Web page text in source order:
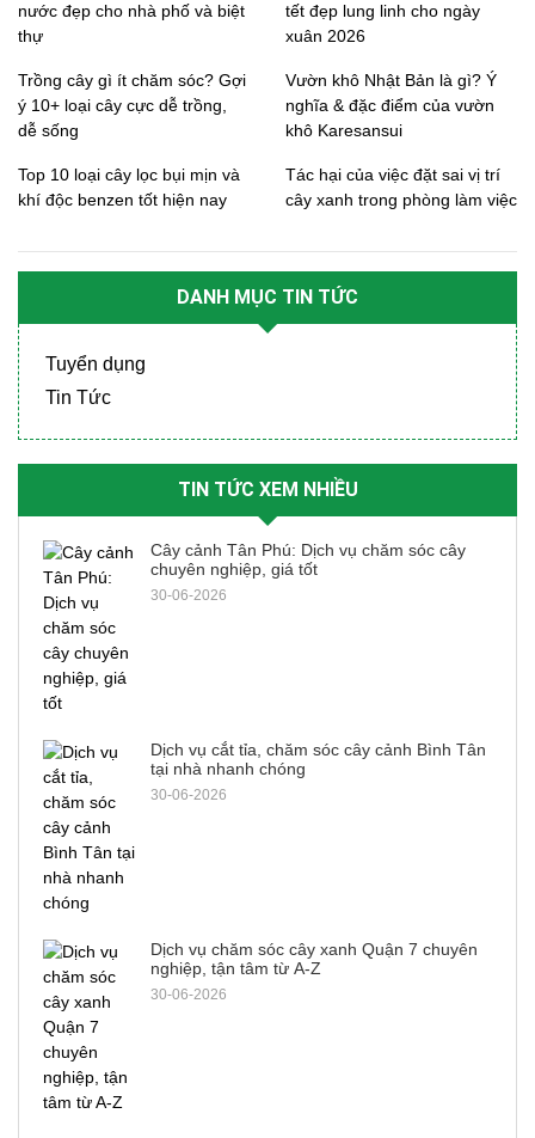
nước đẹp cho nhà phố và biệt
thự
tết đẹp lung linh cho ngày
xuân 2026
Trồng cây gì ít chăm sóc? Gợi
ý 10+ loại cây cực dễ trồng,
dễ sống
Vườn khô Nhật Bản là gì? Ý
nghĩa & đặc điểm của vườn
khô Karesansui
Top 10 loại cây lọc bụi mịn và
khí độc benzen tốt hiện nay
Tác hại của việc đặt sai vị trí
cây xanh trong phòng làm việc
DANH MỤC TIN TỨC
Tuyển dụng
Tin Tức
TIN TỨC XEM NHIỀU
Cây cảnh Tân Phú: Dịch vụ chăm sóc cây
chuyên nghiệp, giá tốt
30-06-2026
Dịch vụ cắt tỉa, chăm sóc cây cảnh Bình Tân
tại nhà nhanh chóng
30-06-2026
Dịch vụ chăm sóc cây xanh Quận 7 chuyên
nghiệp, tận tâm từ A-Z
30-06-2026